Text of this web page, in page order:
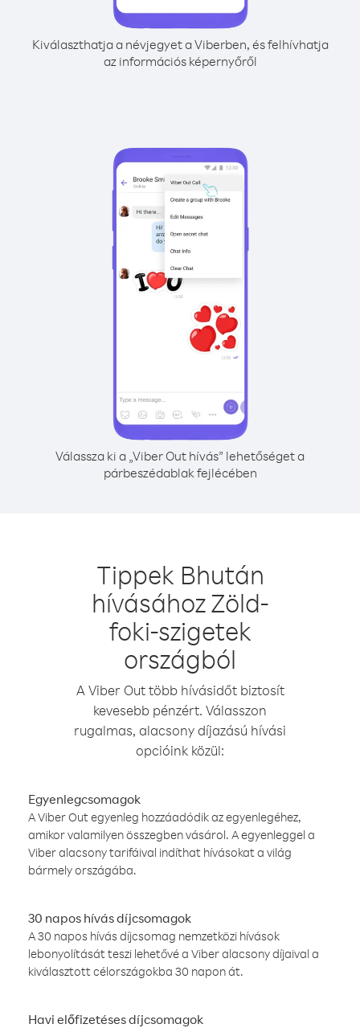
Kiválaszthatja a névjegyet a Viberben, és felhívhatja
az információs képernyőről
Válassza ki a „Viber Out hívás” lehetőséget a
párbeszédablak fejlécében
Tippek Bhután
hívásához Zöld-
foki-szigetek
országból
A Viber Out több hívásidőt biztosít
kevesebb pénzért. Válasszon
rugalmas, alacsony díjazású hívási
opcióink közül:
Egyenlegcsomagok
A Viber Out egyenleg hozzáadódik az egyenlegéhez,
amikor valamilyen összegben vásárol. A egyenleggel a
Viber alacsony tarifáival indíthat hívásokat a világ
bármely országába.
30 napos hívás díjcsomagok
A 30 napos hívás díjcsomag nemzetközi hívások
lebonyolítását teszi lehetővé a Viber alacsony díjaival a
kiválasztott célországokba 30 napon át.
Havi előfizetéses díjcsomagok